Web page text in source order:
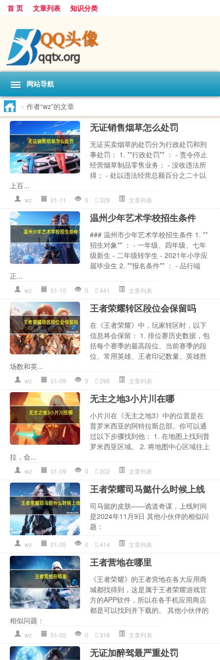
首 页 文章列表 知识分类
网站导航
> 作者“wz”的文章
无证销售烟草怎么处罚
无证买卖烟草的处罚分为行政处罚和刑
事处罚： 1. **行政处罚** ： - 责令停止
经营烟草制品零售业务； - 没收违法所
得； - 处以违法经营总额百分之二十以
上百...
wz 01-11 0 329 文章列表
温州少年艺术学校招生条件
### 温州市少年艺术学校招生条件 1. **
招生对象** ： - 一年级、四年级、七年
级新生 - 二年级转学生 - 2021年小学应
届毕业生 2. **报名条件** ： - 品行端
正...
wz 01-10 0 441 文章列表
王者荣耀转区段位会保留吗
在《王者荣耀》中，玩家转区时，以下
信息将会保留： 1. 排位赛历史数据，包
括每个赛季的最高段位、当前赛季的段
位、常用英雄、王者印记数量、英雄胜
场数和英...
wz 01-09 0 296 文章列表
无主之地3小片川在哪
小片川在《无主之地3》中的位置是在
普罗米西亚的阿特拉斯总部。你可以通
过以下步骤找到他： 1. 在地图上找到普
罗米西亚区域。 2. 将地图中心区域往上
拉，会...
wz 01-09 0 202 文章列表
王者荣耀司马懿什么时候上线
司马懿的皮肤——诡道奇谋，上线时间
是2024年11月9日 其他小伙伴的相似问
题：
wz 01-05 0 414 文章列表
王者营地在哪里
《王者荣耀》的王者营地在各大应用商
城都找得到，这是属于王者荣耀游戏官
方的APP软件，所以在各手机应用商店
都是可以找到并下载的。 其他小伙伴的
相似问题：
wz 01-02 0 318 文章列表
无证加醉驾最严重处罚